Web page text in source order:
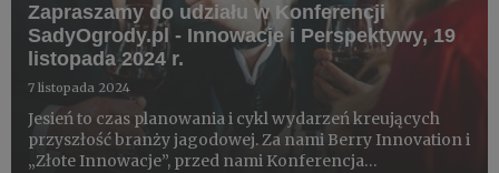
Zapraszamy do udziału w Konferencji
SadyOgrody.pl - Innowacje i Perspektywy, 19
listopada 2024 r.
7 listopada 2024
Jesień to czas planowania i cykl wydarzeń kreujących
przyszłość branży jagodowej. Za nami Berry Innovation i
„Złote Innowacje”, przed nami Konferencja